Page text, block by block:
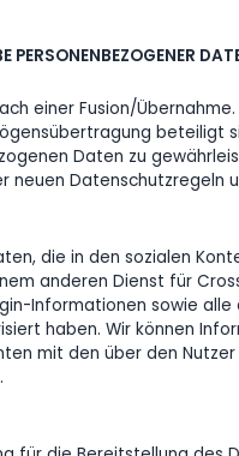
DATEN AN DRITTE
nach einer Fusion/
Daten
oder neuen
Daten, die in den
mit einem anderen
Login-